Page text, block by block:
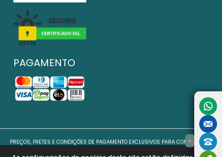
PAGAMENTO
PREÇOS, FRETES E CONDIÇÕES DE PAGAMENTO EXCLUSIVOS PARA COMPRAS VIA
INTERNET E PODEM VARIAR NAS LOJAS FÍSICAS. OFERTAS VÁLIDAS ATÉ O
>